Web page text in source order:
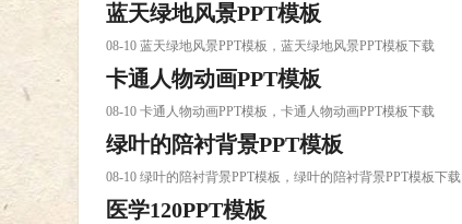
蓝天绿地风景PPT模板
08-10 蓝天绿地风景PPT模板，蓝天绿地风景PPT模板下载
卡通人物动画PPT模板
08-10 卡通人物动画PPT模板，卡通人物动画PPT模板下载
绿叶的陪衬背景PPT模板
08-10 绿叶的陪衬背景PPT模板，绿叶的陪衬背景PPT模板下载
医学120PPT模板